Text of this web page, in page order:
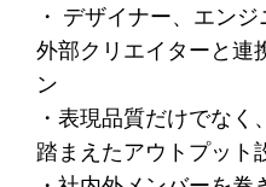
・ デザイナー、エン
外部クリエイターと連
ン
・表現品質だけでな
踏まえたアウトプット